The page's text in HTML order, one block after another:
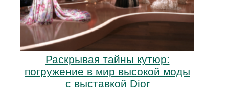
Раскрывая тайны кутюр:
погружение в мир высокой моды
с выставкой Dior